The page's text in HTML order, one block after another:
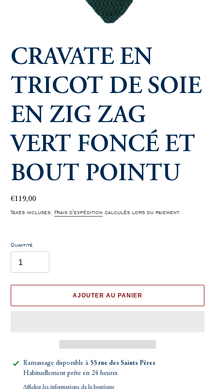
CRAVATE EN
TRICOT DE SOIE
EN ZIG ZAG
VERT FONCÉ ET
BOUT POINTU
Prix
normal
€119,00
Taxes incluses. Frais d'expédition calculés lors du paiement.
Quantité
AJOUTER AU PANIER
Ajout
produit
Ramassage disponible à 55 rue des Saints Pères
Habituellement prête en 24 heures
Afficher les informations de la boutique